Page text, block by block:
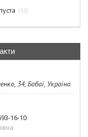
53
34, Бабаї, Україна
16-10